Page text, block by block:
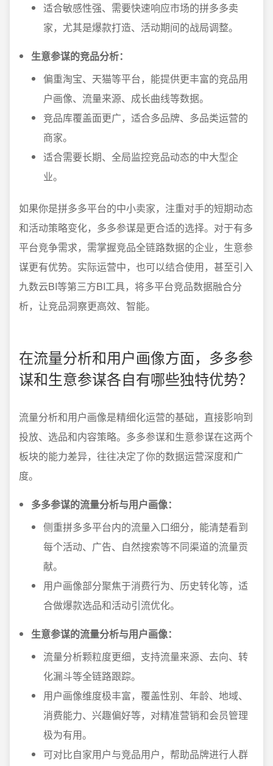
适合敏感性强、需要快速响应市场的拼多多卖
家，尤其是爆款打造、活动期间的战局调整。
生意参谋的竞品分析：
偏重淘宝、天猫等平台，能提供更丰富的竞品用
户画像、流量来源、成长曲线等数据。
竞品库覆盖面更广，适合多品牌、多品类运营的
商家。
适合需要长期、全局监控竞品动态的中大型企
业。
如果你是拼多多平台的中小卖家，注重对手的短期动态
和活动策略变化，多多参谋是更合适的选择。对于有多
平台竞争需求，需掌握竞品全链路数据的企业，生意参
谋更有优势。实际运营中，也可以结合使用，甚至引入
九数云BI等第三方BI工具，将多平台竞品数据融合分
析，让竞品洞察更高效、智能。
在流量分析和用户画像方面，多多参
谋和生意参谋各自有哪些独特优势？
流量分析和用户画像是精细化运营的基础，直接影响到
投放、选品和内容策略。多多参谋和生意参谋在这两个
板块的能力差异，往往决定了你的数据运营深度和广
度。
多多参谋的流量分析与用户画像：
侧重拼多多平台内的流量入口细分，能清楚看到
每个活动、广告、自然搜索等不同渠道的流量贡
献。
用户画像部分聚焦于消费行为、历史转化等，适
合做爆款选品和活动引流优化。
生意参谋的流量分析与用户画像：
流量分析颗粒度更细，支持流量来源、去向、转
化漏斗等全链路跟踪。
用户画像维度极丰富，覆盖性别、年龄、地域、
消费能力、兴趣偏好等，对精准营销和会员管理
极为有用。
可对比自家用户与竞品用户，帮助品牌进行人群